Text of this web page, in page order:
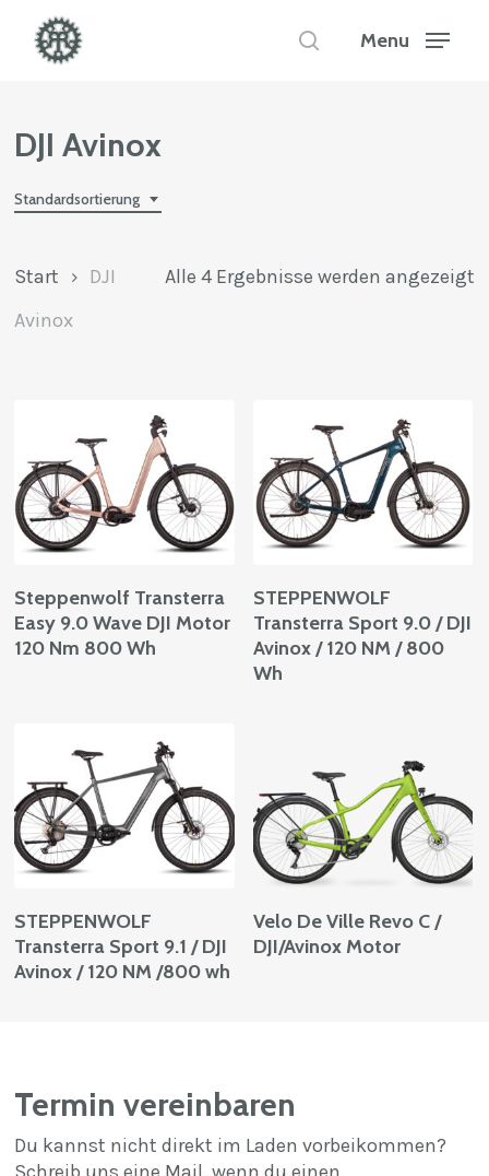
main
searchMenu
DJI Avinox
Standardsortierung
Alle 4 Ergebnisse werden angezeigt
Start
DJI
Avinox
Weiterlesen
Steppenwolf Transterra
Easy 9.0 Wave DJI Motor
120 Nm 800 Wh
Weiterlesen
STEPPENWOLF
Transterra Sport 9.0 / DJI
Avinox / 120 NM / 800
Wh
Weiterlesen
STEPPENWOLF
Transterra Sport 9.1 / DJI
Avinox / 120 NM /800 wh
Weiterlesen
Velo De Ville Revo C /
DJI/Avinox Motor
Termin vereinbaren
Du kannst nicht direkt im Laden vorbeikommen?